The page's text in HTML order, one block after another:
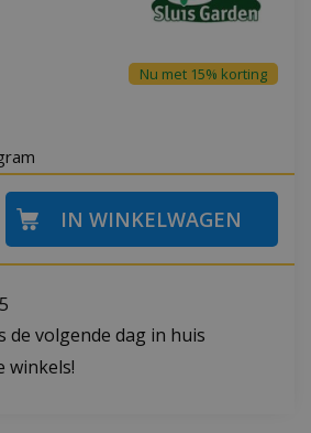
Nu met 15% korting
de volgende dag in huis
winkels!